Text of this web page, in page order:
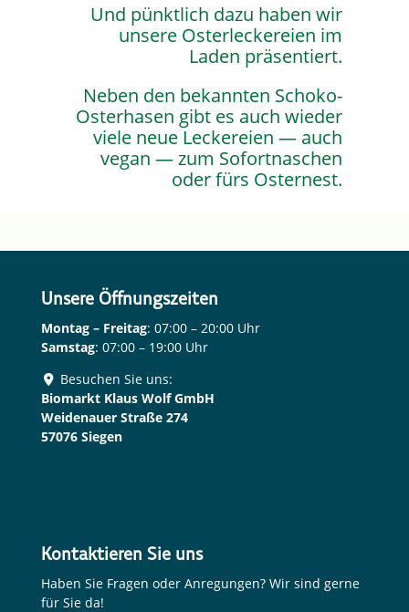
Und pünkt­lich dazu haben wir
unsere Oster­le­cke­reien im
Laden präsen­tiert.
Neben den bekann­ten Schoko-
Oster­ha­sen gibt es auch wieder
viele neue Lecke­reien — auch
vegan — zum Sofort­na­schen
oder fürs Oster­nest.
Unsere Öffnungszeiten
Montag – Freitag: 07:00 – 20:00 Uhr
Samstag: 07:00 – 19:00 Uhr
Besuchen Sie uns:
Biomarkt Klaus Wolf GmbH
Weidenauer Straße 274
57076 Siegen
Kontaktieren Sie uns
Haben Sie Fragen oder Anregungen? Wir sind gerne
für Sie da!